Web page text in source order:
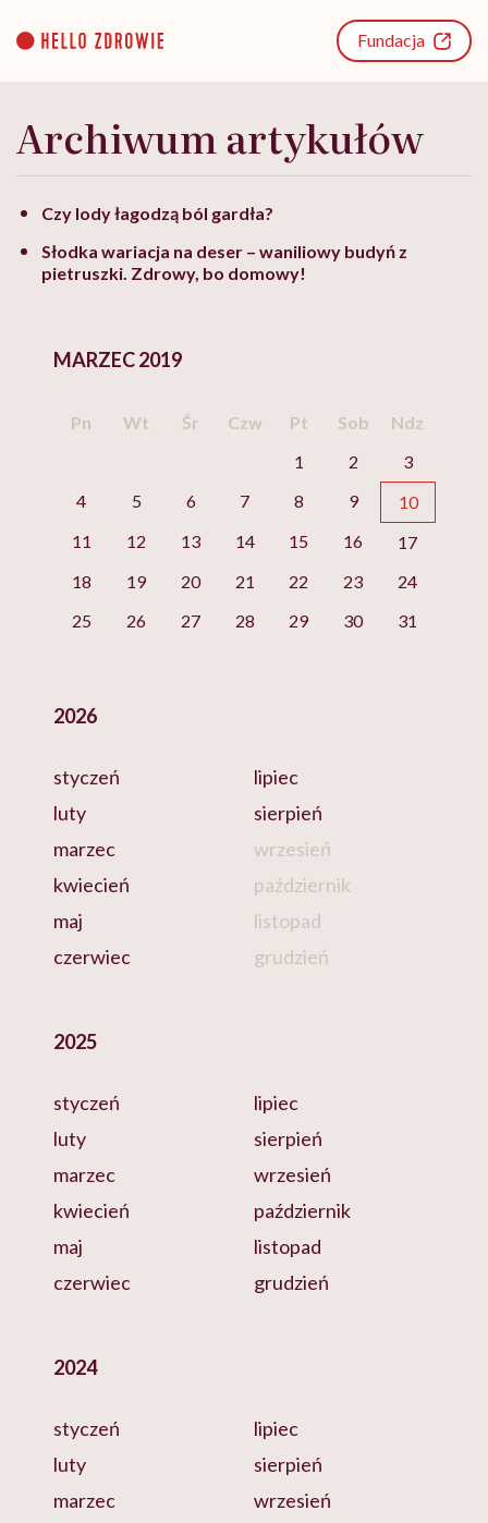
content
Fundacja
Archiwum artykułów
Czy lody łagodzą ból gardła?
Słodka wariacja na deser – waniliowy budyń z
pietruszki. Zdrowy, bo domowy!
MARZEC 2019
Pn Wt Śr Czw Pt Sob
Ndz
1
2
3
4
5 6 7 8 9
10
11
12 13 14 15 16
17
18
19 20 21 22 23
24
25
26 27 28 29 30 31
2026
styczeń
luty
marzec
kwiecień
maj
czerwiec
lipiec
sierpień
wrzesień
październik
listopad
grudzień
2025
styczeń
luty
marzec
kwiecień
maj
czerwiec
lipiec
sierpień
wrzesień
październik
listopad
grudzień
2024
styczeń
luty
marzec
lipiec
sierpień
wrzesień